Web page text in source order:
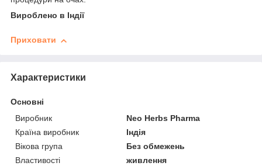
Вироблено в Індії
Приховати
Характеристики
Основні
Виробник
Neo Herbs Pharma
Країна виробник
Індія
Вікова група
Без обмежень
Властивості
живлення